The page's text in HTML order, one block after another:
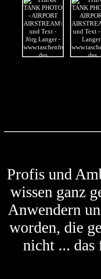
Profis und
wissen ganz
Anwendern
worden, die
nicht ... das